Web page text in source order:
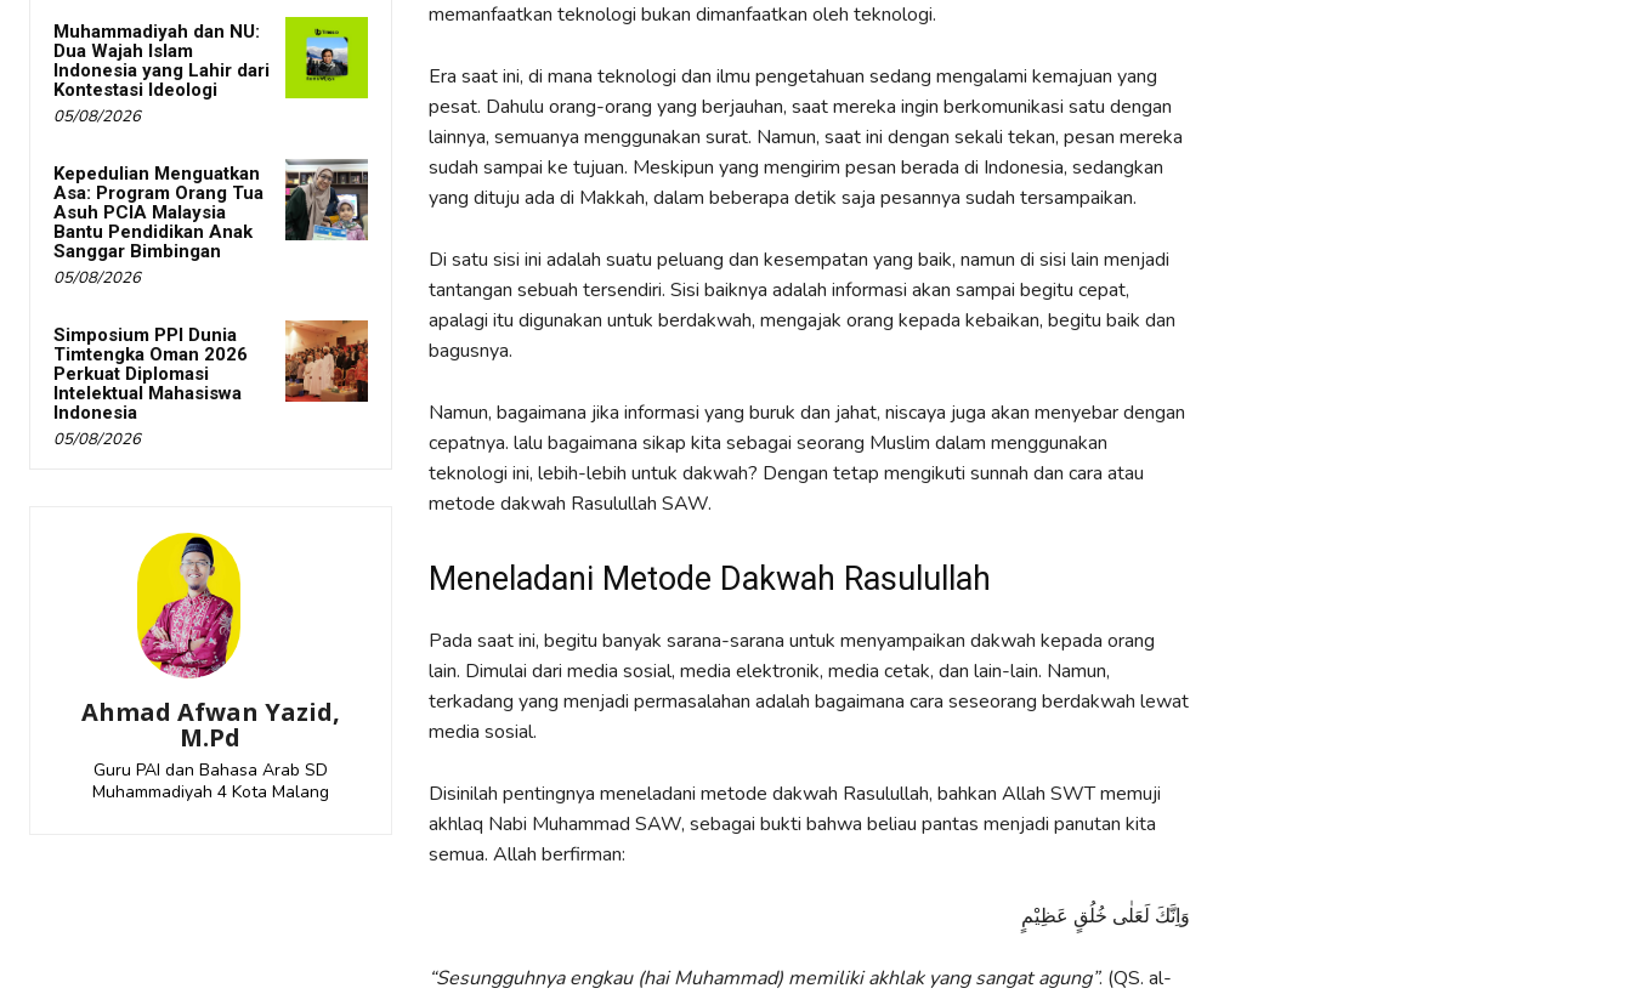
Muhammadiyah dan NU:
Dua Wajah Islam
Indonesia yang Lahir dari
Kontestasi Ideologi
05/08/2026
Kepedulian Menguatkan
Asa: Program Orang Tua
Asuh PCIA Malaysia
Bantu Pendidikan Anak
Sanggar Bimbingan
05/08/2026
Simposium PPI Dunia
Timtengka Oman 2026
Perkuat Diplomasi
Intelektual Mahasiswa
Indonesia
05/08/2026
Ahmad Afwan Yazid,
M.Pd
Guru PAI dan Bahasa Arab SD
Muhammadiyah 4 Kota Malang
memanfaatkan teknologi bukan dimanfaatkan oleh teknologi.
Era saat ini, di mana teknologi dan ilmu pengetahuan sedang mengalami kemajuan yang
pesat. Dahulu orang-orang yang berjauhan, saat mereka ingin berkomunikasi satu dengan
lainnya, semuanya menggunakan surat. Namun, saat ini dengan sekali tekan, pesan mereka
sudah sampai ke tujuan. Meskipun yang mengirim pesan berada di Indonesia, sedangkan
yang dituju ada di Makkah, dalam beberapa detik saja pesannya sudah tersampaikan.
Di satu sisi ini adalah suatu peluang dan kesempatan yang baik, namun di sisi lain menjadi
tantangan sebuah tersendiri. Sisi baiknya adalah informasi akan sampai begitu cepat,
apalagi itu digunakan untuk berdakwah, mengajak orang kepada kebaikan, begitu baik dan
bagusnya.
Namun, bagaimana jika informasi yang buruk dan jahat, niscaya juga akan menyebar dengan
cepatnya. lalu bagaimana sikap kita sebagai seorang Muslim dalam menggunakan
teknologi ini, lebih-lebih untuk dakwah? Dengan tetap mengikuti sunnah dan cara atau
metode dakwah Rasulullah SAW.
Meneladani Metode Dakwah Rasulullah
Pada saat ini, begitu banyak sarana-sarana untuk menyampaikan dakwah kepada orang
lain. Dimulai dari media sosial, media elektronik, media cetak, dan lain-lain. Namun,
terkadang yang menjadi permasalahan adalah bagaimana cara seseorang berdakwah lewat
media sosial.
Disinilah pentingnya meneladani metode dakwah Rasulullah, bahkan Allah SWT memuji
akhlaq Nabi Muhammad SAW, sebagai bukti bahwa beliau pantas menjadi panutan kita
semua. Allah berfirman:
وَاِنَّكَ لَعَلٰى خُلُقٍ عَظِيْمٍ
“Sesungguhnya engkau (hai Muhammad) memiliki akhlak yang sangat agung”. (QS. al-